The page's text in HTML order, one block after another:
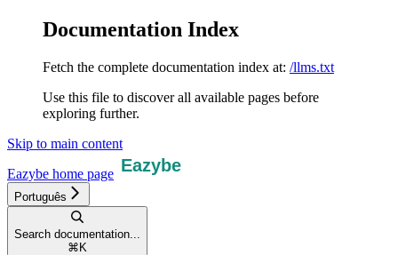
Documentation Index
Fetch the complete documentation index at: /llms.txt
Use this file to discover all available pages before
exploring further.
Skip to main content
Eazybe home page
Português
Search documentation...
⌘ K